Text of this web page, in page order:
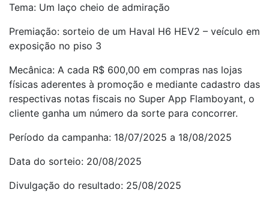
Tema: Um laço cheio de admiração
Premiação: sorteio de um Haval H6 HEV2 – veículo em
exposição no piso 3
Mecânica: A cada R$ 600,00 em compras nas lojas
físicas aderentes à promoção e mediante cadastro das
respectivas notas fiscais no Super App Flamboyant, o
cliente ganha um número da sorte para concorrer.
Período da campanha: 18/07/2025 a 18/08/2025
Data do sorteio: 20/08/2025
Divulgação do resultado: 25/08/2025